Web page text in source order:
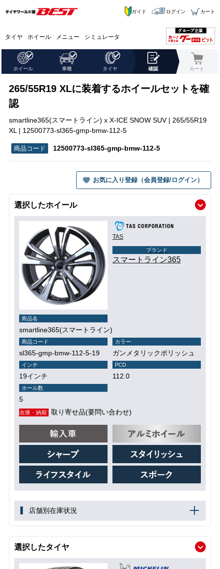
タイヤ ホイール メニュー シミュレータ
ガイド ログイン カート
ホイール 車種 タイヤ 確認 カート
265/55R19 XLに装着するホイールセットを確
認
smartline365(スマートライン) x X-ICE SNOW SUV | 265/55R19
XL | 12500773-sl365-gmp-bmw-112-5
12500773-sl365-gmp-bmw-112-5
お気に入り登録（会員登録/ログイン）
選択したホイール
TAS
ブランド
スマートライン365
商品名
smartline365(スマートライン)
商品コード
sl365-gmp-bmw-112-5-19
カラー
ガンメタリックポリッシュ
インチ
19インチ
PCD
112.0
ホール数
5
在庫・納期 取り寄せ品(要問い合わせ)
店舗別在庫状況
選択したタイヤ